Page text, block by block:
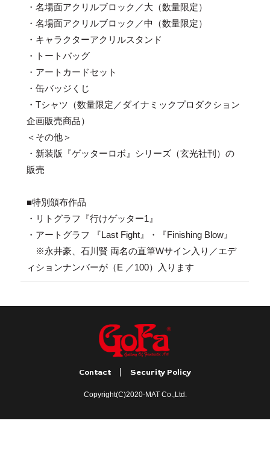
・名場面アクリルブロック／大（数量限定）
・名場面アクリルブロック／中（数量限定）
・キャラクターアクリルスタンド
・トートバッグ
・アートカードセット
・缶バッジくじ
・Tシャツ（数量限定／ダイナミックプロダクション
企画販売商品）
＜その他＞
・新装版『ゲッターロボ』シリーズ（玄光社刊）の
販売
■特別頒布作品
・リトグラフ『行けゲッター1』
・アートグラフ 『Last Fight』・『Finishing Blow』
※永井豪、石川賢 両名の直筆Wサイン入り／エデ
ィションナンバーが（E ／100）入ります
Contact | Security Policy
Copyright(C)2020-MAT Co.,Ltd.